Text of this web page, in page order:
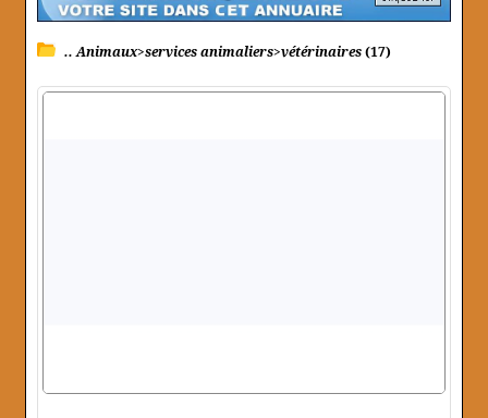
.. Animaux>services animaliers>vétérinaires(17)